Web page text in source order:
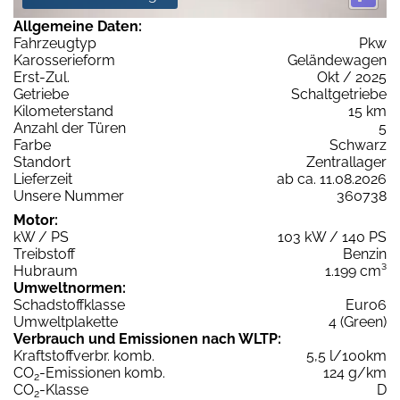
Allgemeine Daten:
Fahrzeugtyp
Pkw
Karosserieform
Geländewagen
Erst-Zul.
Okt / 2025
Getriebe
Schaltgetriebe
Kilometerstand
15 km
Anzahl der Türen
5
Farbe
Schwarz
Standort
Zentrallager
Lieferzeit
ab ca. 11.08.2026
Unsere Nummer
360738
Motor:
kW / PS
103 kW / 140 PS
Treibstoff
Benzin
Hubraum
1.199 cm³
Umweltnormen:
Schadstoffklasse
Euro6
Umweltplakette
4 (Green)
Verbrauch und Emissionen nach WLTP:
Kraftstoffverbr. komb.
5,5 l/100km
CO2-Emissionen komb.
124 g/km
CO2-Klasse D